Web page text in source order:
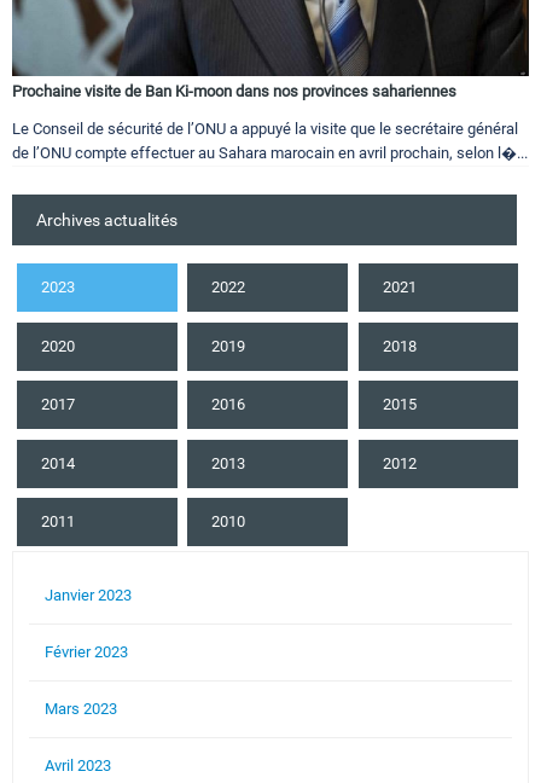
Prochaine visite de Ban Ki-moon dans nos provinces sahariennes
Le Conseil de sécurité de l’ONU a appuyé la visite que le secrétaire général
de l’ONU compte effectuer au Sahara marocain en avril prochain, selon l�...
Archives actualités
2023 2022 2021
2020 2019 2018
2017 2016 2015
2014 2013 2012
2011 2010
Janvier 2023
Février 2023
Mars 2023
Avril 2023